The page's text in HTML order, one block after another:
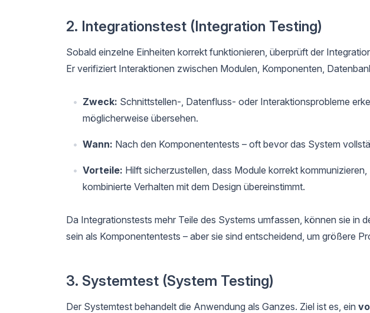
2. Integrationstest (Integration Testing)
Sobald einzelne Einheiten korrekt funktionieren, überprüft der
Er verifiziert Interaktionen zwischen Modulen, Komponenten,
Zweck: Schnittstellen-, Datenfluss- oder Interaktionsprobleme
möglicherweise übersehen.
Wann: Nach den Komponententests – oft bevor das System
Vorteile: Hilft sicherzustellen, dass Module korrekt
kombinierte Verhalten mit dem Design übereinstimmt.
Da Integrationstests mehr Teile des Systems umfassen, können sie in
sein als Komponententests – aber sie sind entscheidend, um größere
3. Systemtest (System Testing)
Der Systemtest behandelt die Anwendung als Ganzes. Ziel ist es, ein